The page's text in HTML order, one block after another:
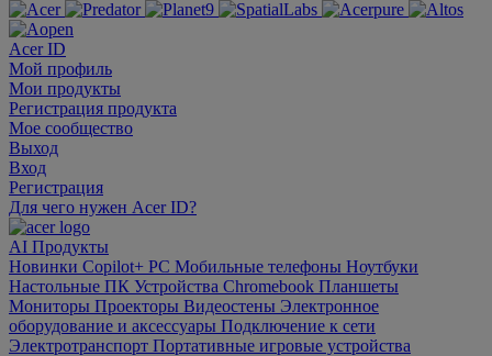
Acer ID
Мой профиль
Мои продукты
Регистрация продукта
Мое сообщество
Выход
Вход
Регистрация
Для чего нужен Acer ID?
AI Продукты
Новинки Copilot+ PC Мобильные телефоны Ноутбуки
Настольные ПК Устройства Chromebook Планшеты
Мониторы Проекторы Видеостены Электронное
оборудование и аксессуары Подключение к сети
Электротранспорт Портативные игровые устройства